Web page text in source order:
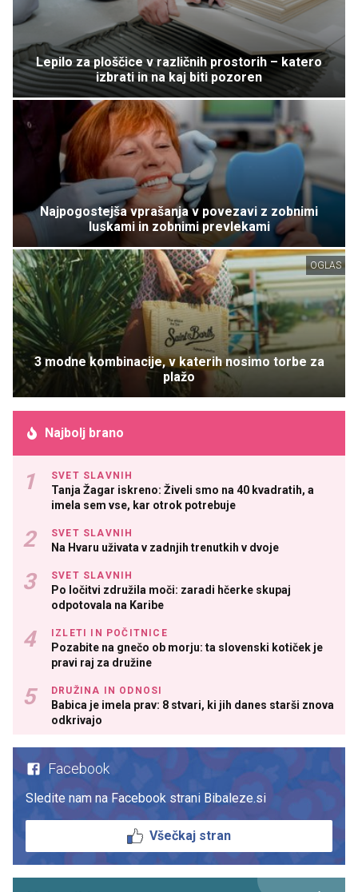
Lepilo za ploščice v različnih prostorih – katero
izbrati in na kaj biti pozoren
Najpogostejša vprašanja v povezavi z zobnimi
luskami in zobnimi prevlekami
OGLAS
3 modne kombinacije, v katerih nosimo torbe za
plažo
Najbolj brano
SVET SLAVNIH
Tanja Žagar iskreno: Živeli smo na 40 kvadratih, a
imela sem vse, kar otrok potrebuje
SVET SLAVNIH
Na Hvaru uživata v zadnjih trenutkih v dvoje
SVET SLAVNIH
Po ločitvi združila moči: zaradi hčerke skupaj
odpotovala na Karibe
IZLETI IN POČITNICE
Pozabite na gnečo ob morju: ta slovenski kotiček je
pravi raj za družine
DRUŽINA IN ODNOSI
Babica je imela prav: 8 stvari, ki jih danes starši znova
odkrivajo
Facebook
Sledite nam na Facebook strani Bibaleze.si
Všečkaj stran